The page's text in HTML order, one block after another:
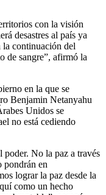
con la visión
desastres al país ya
la continuación del
de sangre”, afirmó la
en la que se
Benjamin Netanyahu
Unidos se
no está cediendo
poder. No la paz a través
pondrán en
lograr la paz desde la
como un hecho